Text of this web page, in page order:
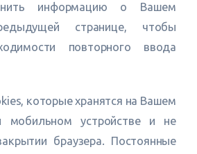
информацию о Вашем
странице, чтобы
повторного ввода
которые хранятся на Вашем
мобильном устройстве и не
браузера. Постоянные